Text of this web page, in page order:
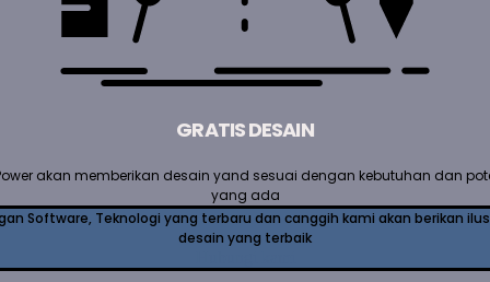
GRATIS DESAIN
akan memberikan desain yand sesuai dengan kebutuhan dan
yang ada
Software, Teknologi yang terbaru dan canggih kami akan berikan
desain yang terbaik